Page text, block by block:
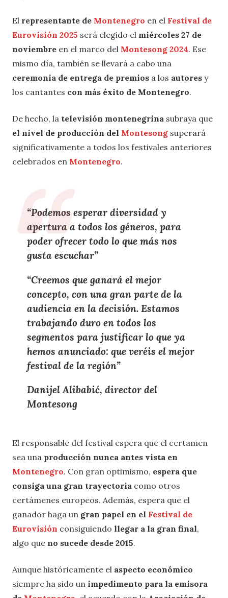
El representante de Montenegro en el Festival de
Eurovisión 2025 será elegido el miércoles 27 de
noviembre en el marco del Montesong 2024. Ese
mismo día, también se llevará a cabo una
ceremonia de entrega de premios a los autores y
los cantantes con más éxito de Montenegro.
De hecho, la televisión montenegrina subraya que
el nivel de producción del Montesong superará
significativamente a todos los festivales anteriores
celebrados en Montenegro.
“Podemos esperar diversidad y
apertura a todos los géneros, para
poder ofrecer todo lo que más nos
gusta escuchar”
“Creemos que ganará el mejor
concepto, con una gran parte de la
audiencia en la decisión. Estamos
trabajando duro en todos los
segmentos para justificar lo que ya
hemos anunciado: que veréis el mejor
festival de la región”
Danijel Alibabić, director del
Montesong
El responsable del festival espera que el certamen
sea una producción nunca antes vista en
Montenegro. Con gran optimismo, espera que
consiga una gran trayectoria como otros
certámenes europeos. Además, espera que el
ganador haga un gran papel en el Festival de
Eurovisión consiguiendo llegar a la gran final,
algo que no sucede desde 2015.
Aunque históricamente el aspecto económico
siempre ha sido un impedimento para la emisora